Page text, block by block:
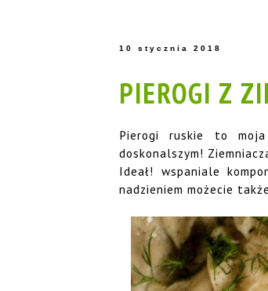
10 stycznia 2018
PIEROGI Z
Pierogi ruskie to
doskonalszym!
Ideał! wspaniale
nadzieniem możecie